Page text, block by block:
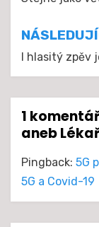
I hlasitý zpěv
1
aneb
Pingback: 5G
5G a Covid-19